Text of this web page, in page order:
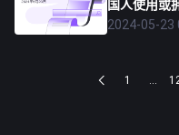
国人使用或
2024-05-23
1 ...